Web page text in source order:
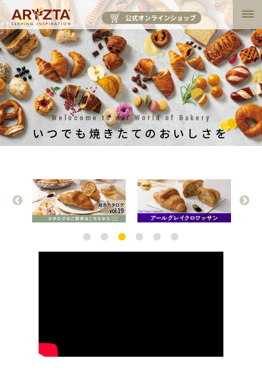
公式オンラインショップ
Welocome to our World of Bakery
いつでも焼きたてのおいしさを